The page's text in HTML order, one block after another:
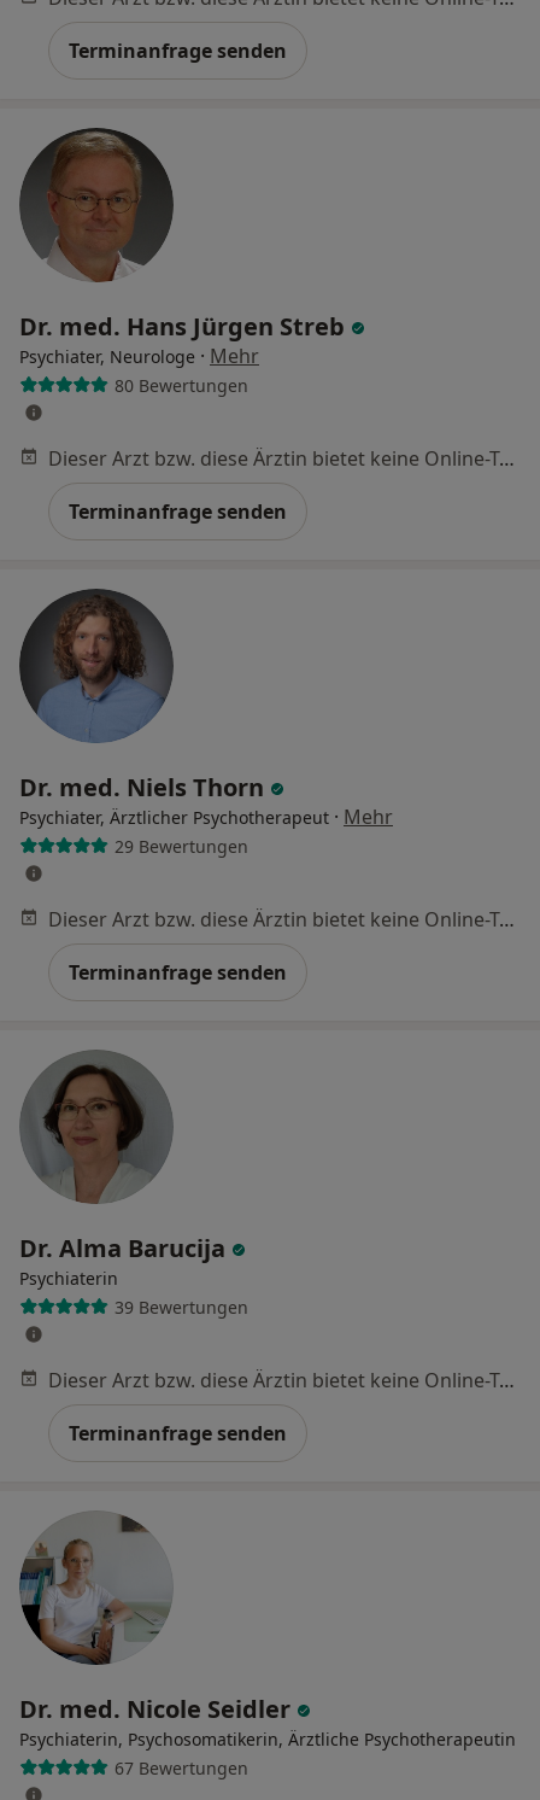
Terminanfrage senden
Dr. med. Hans Jürgen Streb
Psychiater, Neurologe · Mehr
80 Bewertungen
Dieser Arzt bzw. diese Ärztin bietet keine Online-Terminbuchung an diesem Standort an.
Terminanfrage senden
Dr. med. Niels Thorn
Psychiater, Ärztlicher Psychotherapeut · Mehr
29 Bewertungen
Dieser Arzt bzw. diese Ärztin bietet keine Online-Terminbuchung an diesem Standort an.
Terminanfrage senden
Dr. Alma Barucija
Psychiaterin
39 Bewertungen
Dieser Arzt bzw. diese Ärztin bietet keine Online-Terminbuchung an diesem Standort an.
Terminanfrage senden
Dr. med. Nicole Seidler
Psychiaterin, Psychosomatikerin, Ärztliche Psychotherapeutin
67 Bewertungen